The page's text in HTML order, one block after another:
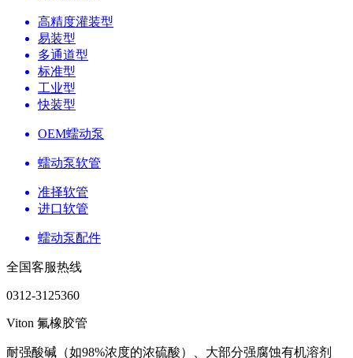
高精度灌装型
易装型
多通道型
标准型
工业型
快装型
OEM蠕动泵
蠕动泵软管
准择软管
进口软管
蠕动泵配件
全国客服热线
0312-3125360
Viton 氟橡胶管
耐强酸碱（如98%浓度的浓硫酸）、大部分强腐蚀有机溶剂